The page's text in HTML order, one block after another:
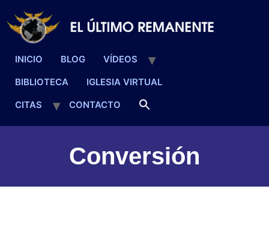
INICIO BLOG
VÍDEOS
BIBLIOTECA
IGLESIA VIRTUAL
CITAS
CONTACTO
Conversión